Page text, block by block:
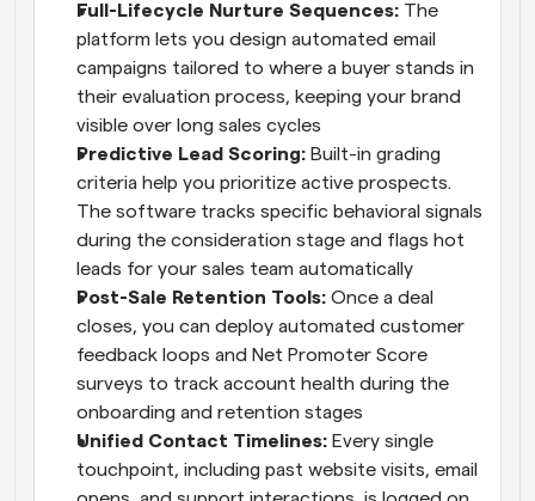
Full-Lifecycle Nurture Sequences: The
platform lets you design automated email
campaigns tailored to where a buyer stands in
their evaluation process, keeping your brand
visible over long sales cycles
Predictive Lead Scoring: Built-in grading
criteria help you prioritize active prospects.
The software tracks specific behavioral signals
during the consideration stage and flags hot
leads for your sales team automatically
Post-Sale Retention Tools: Once a deal
closes, you can deploy automated customer
feedback loops and Net Promoter Score
surveys to track account health during the
onboarding and retention stages
Unified Contact Timelines: Every single
touchpoint, including past website visits, email